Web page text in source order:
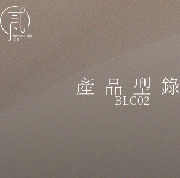
產品型錄
BLC02